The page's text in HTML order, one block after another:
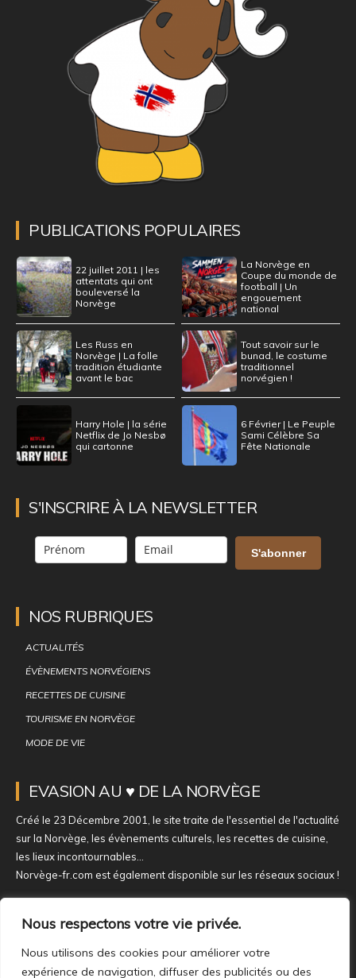
Nous respectons votre vie privée.
Nous utilisons des cookies pour améliorer votre
expérience de navigation, diffuser des publicités ou des
PUBLICATIONS POPULAIRES
22 juillet 2011 | les
attentats qui ont
bouleversé la
Norvège
La Norvège en
Coupe du monde de
football | Un
engouement
national
Les Russ en
Norvège | La folle
tradition étudiante
avant le bac
Tout savoir sur le
bunad, le costume
traditionnel
norvégien !
Harry Hole | la série
Netflix de Jo Nesbø
qui cartonne
6 Février | Le Peuple
Sami Célèbre Sa
Fête Nationale
S'INSCRIRE À LA NEWSLETTER
S'abonner
NOS RUBRIQUES
ACTUALITÉS
ÉVÈNEMENTS NORVÉGIENS
RECETTES DE CUISINE
TOURISME EN NORVÈGE
MODE DE VIE
EVASION AU ♥ DE LA NORVÈGE
Créé le 23 Décembre 2001, le site traite de l'essentiel de l'actualité
sur la Norvège, les évènements culturels, les recettes de cuisine,
les lieux incontournables...
Norvège-fr.com est également disponible sur les réseaux sociaux !